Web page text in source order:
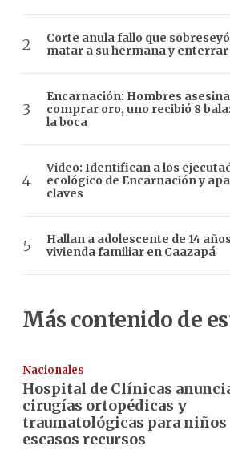
Corte anula fallo que
matar a su hermana y
Encarnación: Hombres
comprar oro, uno recibió 8
la boca
Video: Identifican a los
ecológico de Encarnación y
claves
Hallan a adolescente de 14
vivienda familiar en Caazapá
Más contenido de
Nacionales
Hospital de Clínicas
cirugías ortopédicas y
traumatológicas para niños
escasos recursos